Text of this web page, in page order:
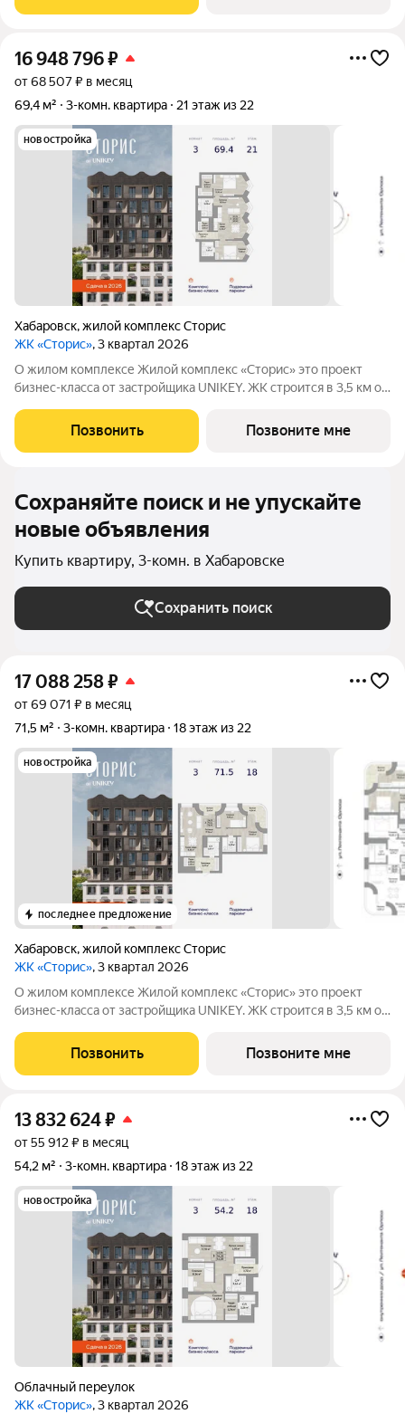
предусмотрены общественные
16 948 796₽
от 68 507 ₽ в месяц
69,4 м²
3-комн. квартира 21 этаж из 22
новостройка
Хабаровск,жилой комплекс Сторис
ЖК «Сторис», 3 квартал 2026
О жилом комплексе Жилой комплекс «Сторис» это проект
бизнес-класса от застройщика UNIKEY. ЖК строится в 3,5 км от
«Бизнес», «Детство» и «Интеллект». В проекте
предусмотрены общественные
Позвонить Позвоните мне
Сохраняйте поиск и не упускайте
новые объявления
Купить квартиру, 3-комн. в Хабаровске
Сохранить поиск
17 088 258₽
от 69 071 ₽ в месяц
71,5 м²
3-комн. квартира 18 этаж из 22
новостройка
последнее предложение
Хабаровск,жилой комплекс Сторис
ЖК «Сторис», 3 квартал 2026
О жилом комплексе Жилой комплекс «Сторис» это проект
бизнес-класса от застройщика UNIKEY. ЖК строится в 3,5 км от
«Бизнес», «Детство» и «Интеллект». В проекте
предусмотрены общественные
Позвонить Позвоните мне
13 832 624₽
от 55 912 ₽ в месяц
54,2 м²
3-комн. квартира 18 этаж из 22
новостройка
Облачный переулок
ЖК «Сторис», 3 квартал 2026